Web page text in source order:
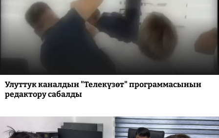
Улуттук каналдын "Телекүзөт" программасынын
редактору сабалды